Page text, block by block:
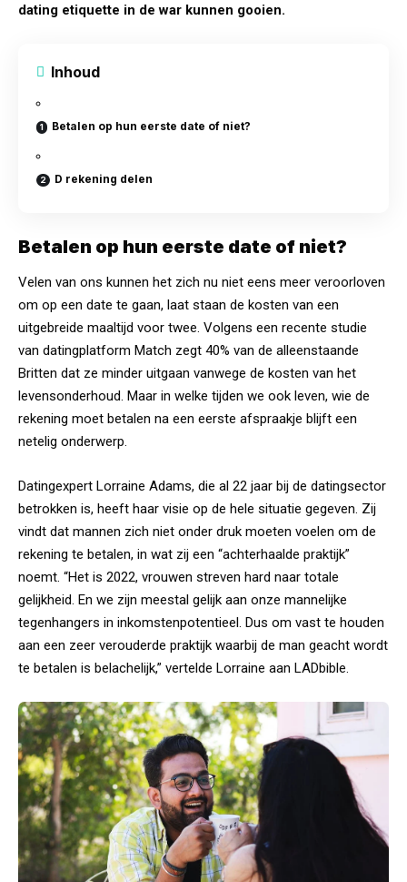
dating etiquette in de war kunnen gooien.
Inhoud
Betalen op hun eerste date of niet?
D rekening delen
Betalen op hun eerste date of niet?
Velen van ons kunnen het zich nu niet eens meer veroorloven
om op een date te gaan, laat staan de kosten van een
uitgebreide maaltijd voor twee. Volgens een recente studie
van datingplatform Match zegt 40% van de alleenstaande
Britten dat ze minder uitgaan vanwege de kosten van het
levensonderhoud. Maar in welke tijden we ook leven, wie de
rekening moet betalen na een eerste afspraakje blijft een
netelig onderwerp.
Datingexpert Lorraine Adams, die al 22 jaar bij de datingsector
betrokken is, heeft haar visie op de hele situatie gegeven. Zij
vindt dat mannen zich niet onder druk moeten voelen om de
rekening te betalen, in wat zij een “achterhaalde praktijk”
noemt. “Het is 2022, vrouwen streven hard naar totale
gelijkheid. En we zijn meestal gelijk aan onze mannelijke
tegenhangers in inkomstenpotentieel. Dus om vast te houden
aan een zeer verouderde praktijk waarbij de man geacht wordt
te betalen is belachelijk,” vertelde Lorraine aan LADbible.